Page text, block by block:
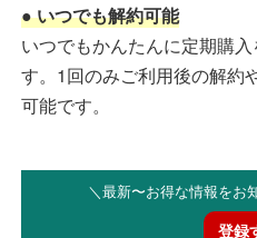
● いつでも解約可能
いつでもかんたんに定期購
す。1回のみご利用後の解約
可能です。
＼最新〜お得な情報をお
登録